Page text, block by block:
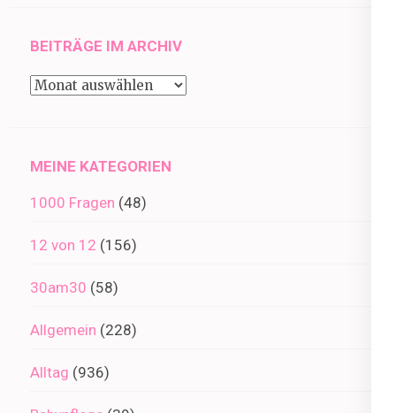
BEITRÄGE IM ARCHIV
Beiträge
MEINE KATEGORIEN
1000 Fragen (48)
12 von 12 (156)
30am30 (58)
Allgemein (228)
Alltag (936)